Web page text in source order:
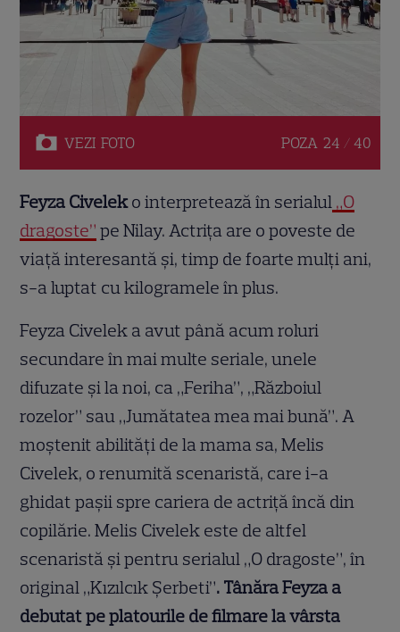
VEZI FOTO POZA 24 / 40
Feyza Civeleko interpretează în serialul „O
dragoste” pe Nilay. Actrița are o poveste de
viață interesantă și, timp de foarte mulți ani,
s-a luptat cu kilogramele în plus.
Feyza Civelek a avut până acum roluri
secundare în mai multe seriale, unele
difuzate și la noi, ca „Feriha”, „Războiul
rozelor” sau „Jumătatea mea mai bună”. A
moștenit abilități de la mama sa, Melis
Civelek, o renumită scenaristă, care i-a
ghidat pașii spre cariera de actriță încă din
copilărie. Melis Civelek este de altfel
scenaristă și pentru serialul „O dragoste”, în
original „Kızılcık Şerbeti”. Tânăra Feyza a
debutat pe platourile de filmare la vârsta